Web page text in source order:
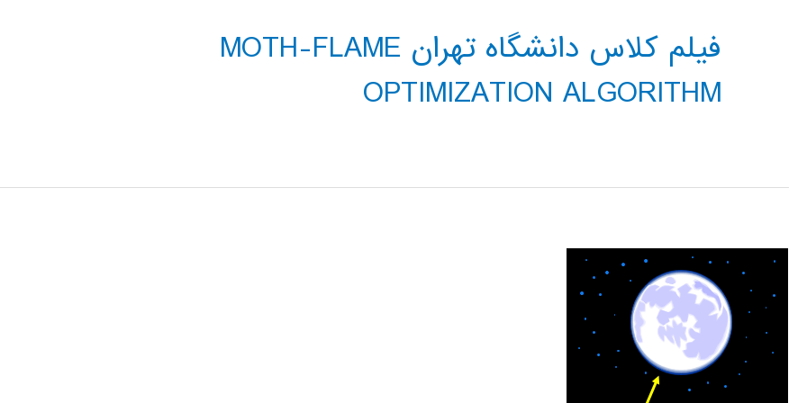
فیلم کلاس دانشگاه تهران MOTH-FLAME
OPTIMIZATION ALGORITHM